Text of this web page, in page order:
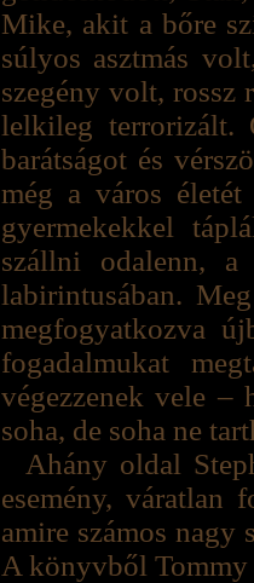
Mike, akit a bőre
súlyos asztmás
szegény volt, rossz
lelkileg terrorizált.
barátságot és
még a város
gyermekekkel
szállni odalenn, a
labirintusában.
megfogyatkozva
fogadalmukat
végezzenek vele –
soha, de soha ne
Ahány oldal
esemény,
amire számos nagy
A könyvből Tommy